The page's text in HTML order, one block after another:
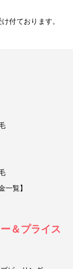
付ております。
一覧】
＆プライス